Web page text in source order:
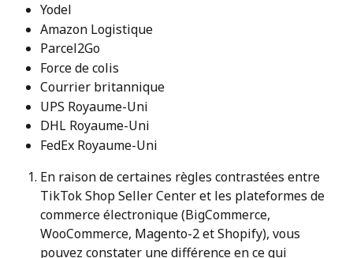
Yodel
Amazon Logistique
Parcel2Go
Force de colis
Courrier britannique
UPS Royaume-Uni
DHL Royaume-Uni
FedEx Royaume-Uni
En raison de certaines règles contrastées entre
TikTok Shop Seller Center et les plateformes de
commerce électronique (BigCommerce,
WooCommerce, Magento-2 et Shopify), vous
pouvez constater une différence en ce qui